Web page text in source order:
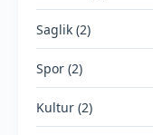
Saglik (2)
Spor (2)
Kultur (2)